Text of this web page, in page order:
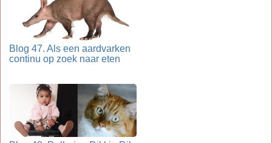
Blog 47. Als een aardvarken
continu op zoek naar eten